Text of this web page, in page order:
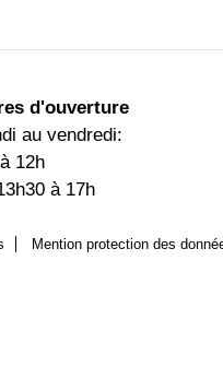
d'ouverture
au vendredi:
12h
à 17h
Mention protection des